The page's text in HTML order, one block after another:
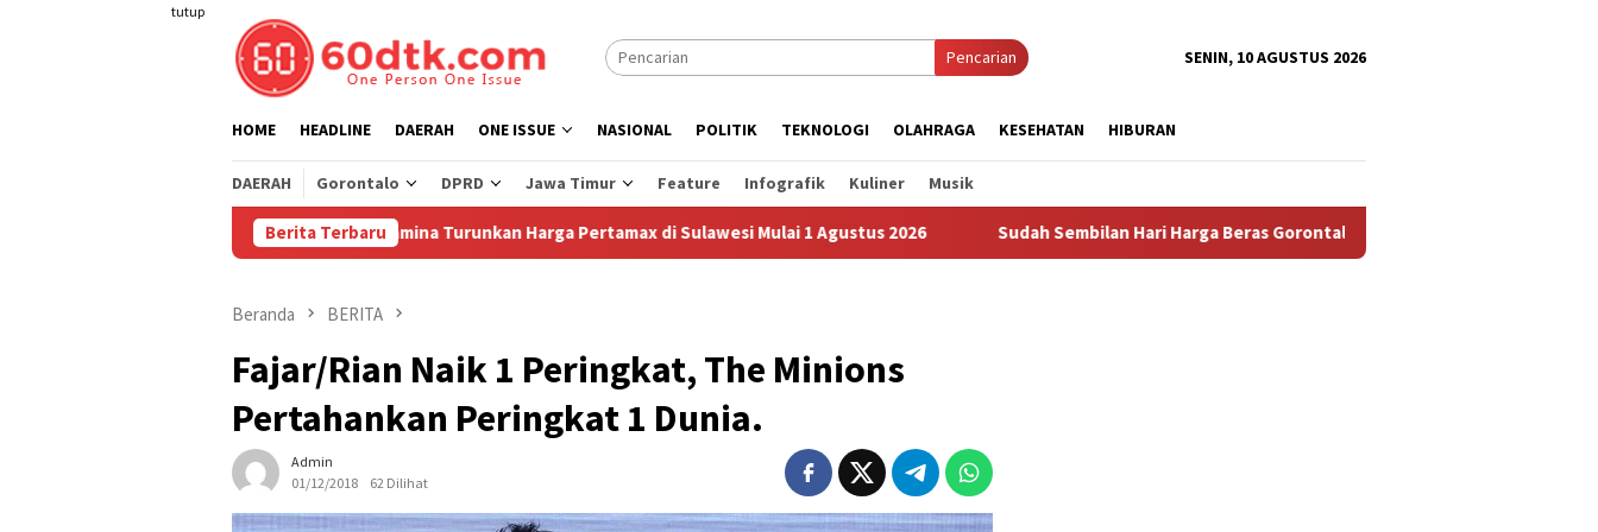
tutup
Pencarian SENIN, 10 AGUSTUS 2026
HOME HEADLINE DAERAH ONE ISSUE NASIONAL POLITIK TEKNOLOGI OLAHRAGA KESEHATAN HIBURAN
DAERAH Gorontalo DPRD Jawa Timur Feature Infografik Kuliner Musik
Berita Terbaru
Pertamina Turunkan Harga Pertamax di Sulawesi Mulai 1 Agustus 2026 Sudah Sembilan Hari Harga Beras Gorontalo Termahal di Indonesia, Pemprov Tidak
Beranda BERITA
Fajar/Rian Naik 1 Peringkat, The Minions
Pertahankan Peringkat 1 Dunia.
Admin
01/12/2018
62 Dilihat